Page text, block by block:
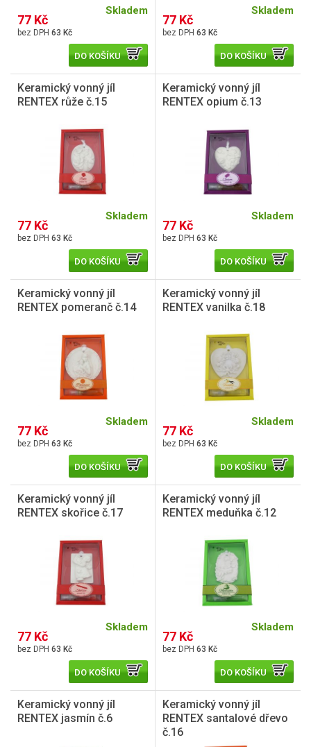
77 Kč
63 Kč
Skladem
DO KOŠÍKU
77 Kč
63 Kč
Skladem
DO KOŠÍKU
Keramický vonný jíl
RENTEX růže č.15
77 Kč
63 Kč
Skladem
DO KOŠÍKU
Keramický vonný jíl
RENTEX opium č.13
77 Kč
63 Kč
Skladem
DO KOŠÍKU
Keramický vonný jíl
RENTEX pomeranč č.14
77 Kč
63 Kč
Skladem
DO KOŠÍKU
Keramický vonný jíl
RENTEX vanilka č.18
77 Kč
63 Kč
Skladem
DO KOŠÍKU
Keramický vonný jíl
RENTEX skořice č.17
77 Kč
63 Kč
Skladem
DO KOŠÍKU
Keramický vonný jíl
RENTEX meduňka č.12
77 Kč
63 Kč
Skladem
DO KOŠÍKU
Keramický vonný jíl
RENTEX jasmín č.6
Keramický vonný jíl
RENTEX santalové dřevo
č.16